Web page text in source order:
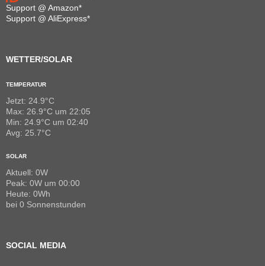
Support @ Amazon*
Support @ AliExpress*
WETTER/SOLAR
TEMPERATUR
Jetzt: 24.9°C
Max: 26.9°C um 22:05
Min: 24.9°C um 02:40
Avg: 25.7°C
SOLAR
Aktuell: 0W
Peak: 0W um 00:00
Heute: 0Wh
bei 0 Sonnenstunden
SOCIAL MEDIA